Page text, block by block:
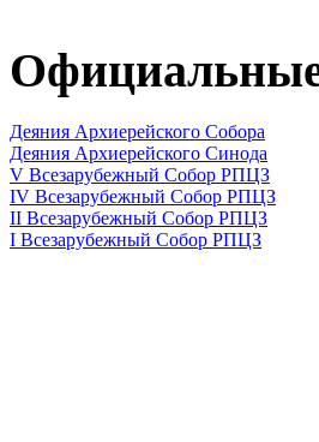
Деяния Архиерейского Собора
Деяния Архиерейского Синода
V Всезарубежный Собор РПЦЗ
IV Всезарубежный Собор РПЦЗ
II Всезарубежный Собор РПЦЗ
I Всезарубежный Собор РПЦЗ